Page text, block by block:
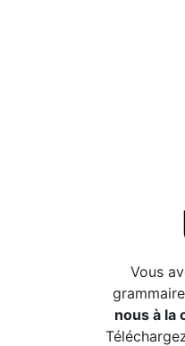
Vous
nous à la